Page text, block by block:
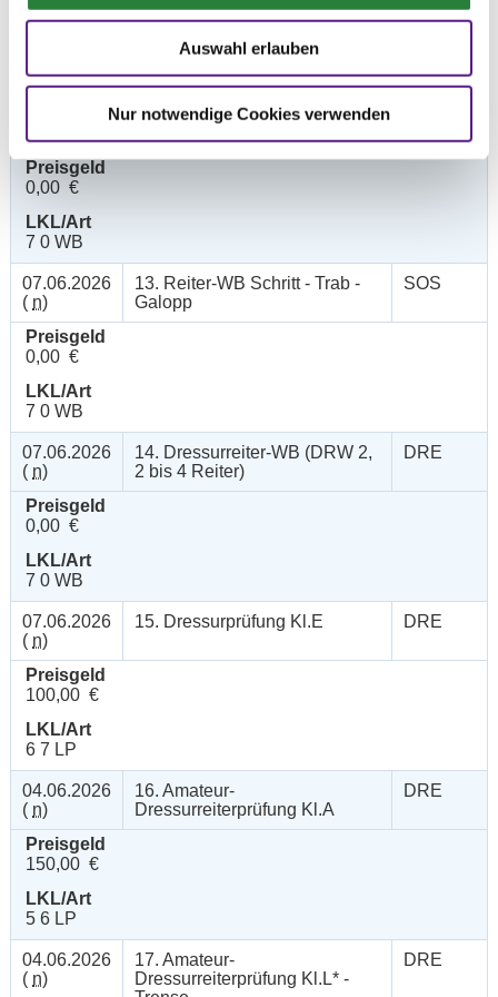
Auswahl erlauben
Nur notwendige Cookies verwenden
0,00 €
7 0 WB
07.06.2026
12. Reiter-WB Schritt - Trab
Preisgeld
0,00 €
LKL/Art
7 0 WB
07.06.2026
( n)
13. Reiter-WB Schritt - Trab -
Galopp
SOS
Preisgeld
0,00 €
LKL/Art
7 0 WB
07.06.2026
( n)
14. Dressurreiter-WB (DRW 2,
2 bis 4 Reiter)
DRE
Preisgeld
0,00 €
LKL/Art
7 0 WB
07.06.2026
( n)
15. Dressurprüfung Kl.E DRE
Preisgeld
100,00 €
LKL/Art
6 7 LP
04.06.2026
( n)
16. Amateur-
Dressurreiterprüfung Kl.A
DRE
Preisgeld
150,00 €
LKL/Art
5 6 LP
04.06.2026
( n)
17. Amateur-
Dressurreiterprüfung Kl.L* -
DRE